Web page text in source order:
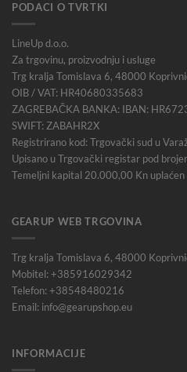
PODACI O TVRTKI
LineUp d.o.o.
Za trgovinu, proizvodnju i usluge
Trg kralja Tomislava 6, 48000
OIB / VAT: HR40680335683
ZAGREBAČKA BANKA: IBAN:
SWIFT: ZABAHR2X
Registrirano kod: Trgovački sud u
Upisano u Trgovački registar pod
Temeljni kapital 20.000,00 Kn uplaćen
GEARUP WEB TRGOVINA
Trg kralja Tomislava 6, 48000
Mobitel: +385916029342
Telefon: +38548480216
Email: info@gearupshop.eu
INFORMACIJE